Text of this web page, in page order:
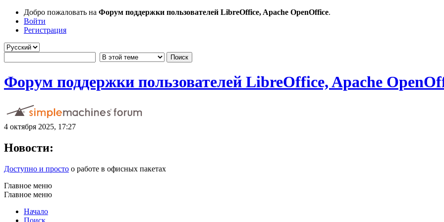
Добро пожаловать на Форум поддержки пользователей LibreOffice, Apache OpenOffice.
Войти
Регистрация
Форум поддержки пользователей LibreOffice, Apache
4 октября 2025, 17:27
Новости:
Доступно и просто о работе в офисных пакетах
Главное меню
Главное меню
Начало
Поиск